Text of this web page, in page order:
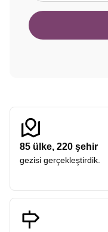
85 ülke, 220 şehir
gezisi gerçekleştirdik.